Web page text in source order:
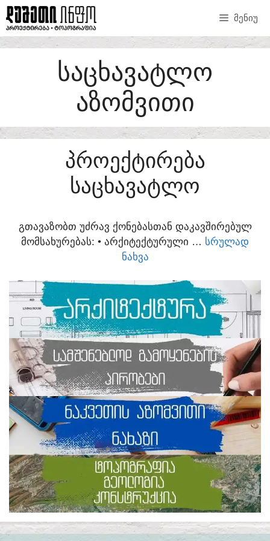
SKIP
TO
CONTENT
ᲛᲔᲜᲘᲣ
ᲡᲐᲪᲮᲐᲕᲐᲢᲚᲝ
ᲐᲖᲝᲛᲕᲘᲗᲘ
ᲞᲠᲝᲔᲥᲢᲘᲠᲔᲑᲐ
ᲡᲐᲪᲮᲐᲕᲐᲢᲚᲝ
ᲒᲗᲐᲕᲐᲖᲝᲑᲗ ᲣᲫᲠᲐᲕ ᲥᲝᲜᲔᲑᲐᲡᲗᲐᲜ ᲓᲐᲙᲐᲕᲨᲘᲠᲔᲑᲣᲚ
ᲛᲝᲛᲡᲐᲮᲣᲠᲔᲑᲐᲡ:​ • ᲐᲠᲥᲘᲢᲔᲥᲢᲣᲠᲣᲚᲘ … ᲡᲠᲣᲚᲐᲓ
ᲜᲐᲮᲕᲐ